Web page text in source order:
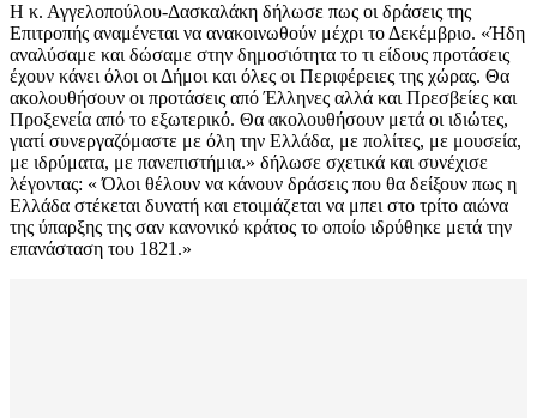
Η κ. Αγγελοπούλου-Δασκαλάκη δήλωσε πως οι δράσεις της
Επιτροπής αναμένεται να ανακοινωθούν μέχρι το Δεκέμβριο. «Ήδη
αναλύσαμε και δώσαμε στην δημοσιότητα το τι είδους προτάσεις
έχουν κάνει όλοι οι Δήμοι και όλες οι Περιφέρειες της χώρας. Θα
ακολουθήσουν οι προτάσεις από Έλληνες αλλά και Πρεσβείες και
Προξενεία από το εξωτερικό. Θα ακολουθήσουν μετά οι ιδιώτες,
γιατί συνεργαζόμαστε με όλη την Ελλάδα, με πολίτες, με μουσεία,
με ιδρύματα, με πανεπιστήμια.» δήλωσε σχετικά και συνέχισε
λέγοντας: « Όλοι θέλουν να κάνουν δράσεις που θα δείξουν πως η
Ελλάδα στέκεται δυνατή και ετοιμάζεται να μπει στο τρίτο αιώνα
της ύπαρξης της σαν κανονικό κράτος το οποίο ιδρύθηκε μετά την
επανάσταση του 1821.»